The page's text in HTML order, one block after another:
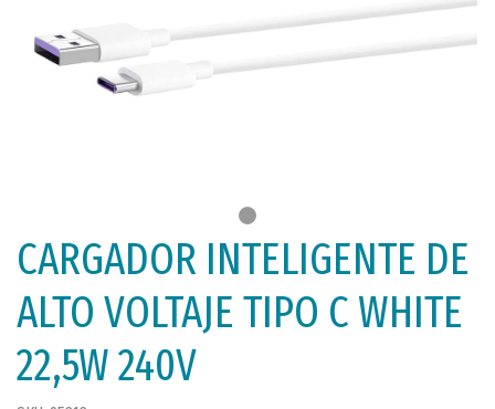
CARGADOR INTELIGENTE DE
ALTO VOLTAJE TIPO C WHITE
22,5W 240V